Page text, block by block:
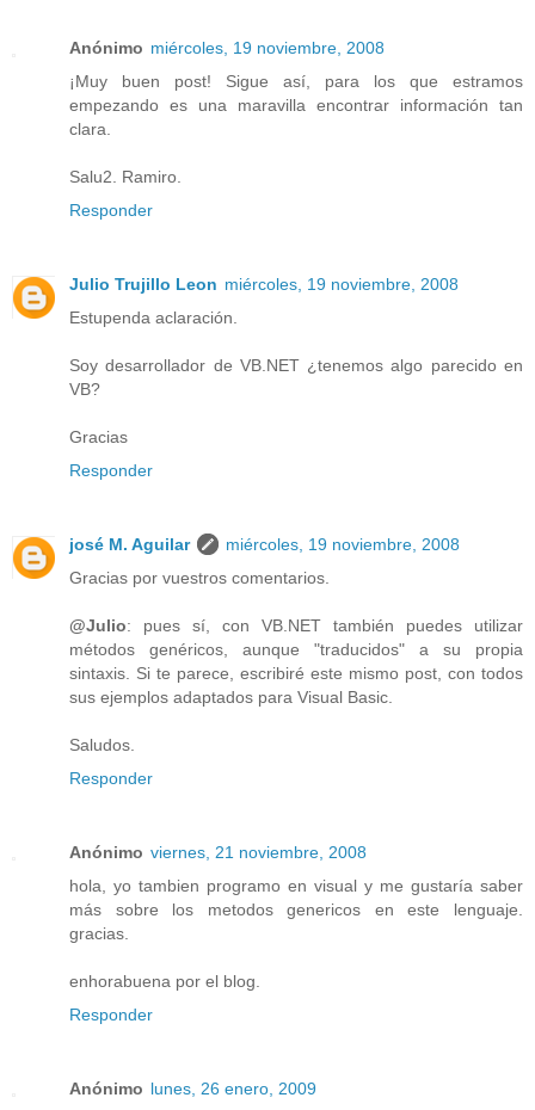
Anónimo miércoles, 19 noviembre, 2008
¡Muy buen post! Sigue así, para los que estramos
empezando es una maravilla encontrar información tan
clara.
Salu2. Ramiro.
Responder
Julio Trujillo Leon miércoles, 19 noviembre, 2008
Estupenda aclaración.
Soy desarrollador de VB.NET ¿tenemos algo parecido en
VB?
Gracias
Responder
josé M. Aguilar
miércoles, 19 noviembre, 2008
Gracias por vuestros comentarios.
@Julio: pues sí, con VB.NET también puedes utilizar
métodos genéricos, aunque "traducidos" a su propia
sintaxis. Si te parece, escribiré este mismo post, con todos
sus ejemplos adaptados para Visual Basic.
Saludos.
Responder
Anónimo viernes, 21 noviembre, 2008
hola, yo tambien programo en visual y me gustaría saber
más sobre los metodos genericos en este lenguaje.
gracias.
enhorabuena por el blog.
Responder
Anónimo lunes, 26 enero, 2009